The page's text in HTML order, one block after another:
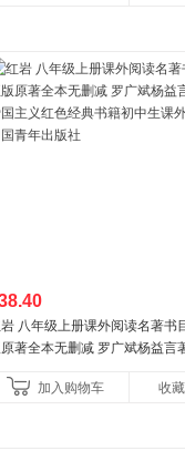
八年级上册课外阅读名著书
著全本无删减 罗广斌杨益言
青年出版社加入购物车 收藏